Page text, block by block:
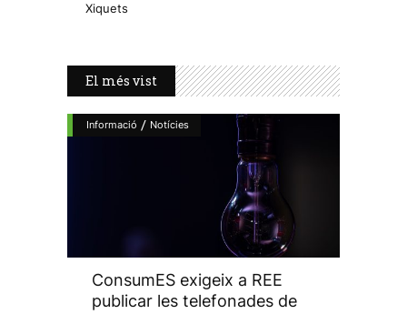
Xiquets
El més vist
Informació / Notícies
ConsumES exigeix a REE
publicar les telefonades de